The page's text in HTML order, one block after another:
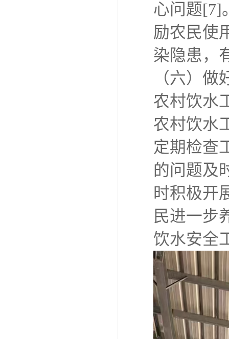
心问题[7]
励农民使
染隐患，
（六）
农村饮水
农村饮水
定期检查
的问题及
时积极开
民进一步
饮水安全